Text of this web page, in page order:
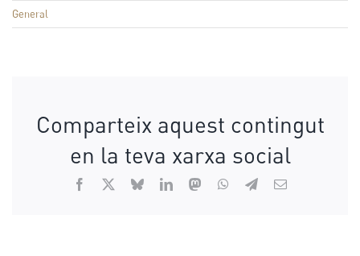
General
Comparteix aquest contingut
en la teva xarxa social
Facebook BlueskyLinkedInMastodonWhatsApp
TelegramEmail: